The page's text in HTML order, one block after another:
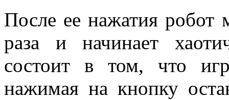
После ее нажатия робот
раза и начинает
состоит в том, что
нажимая на кнопку